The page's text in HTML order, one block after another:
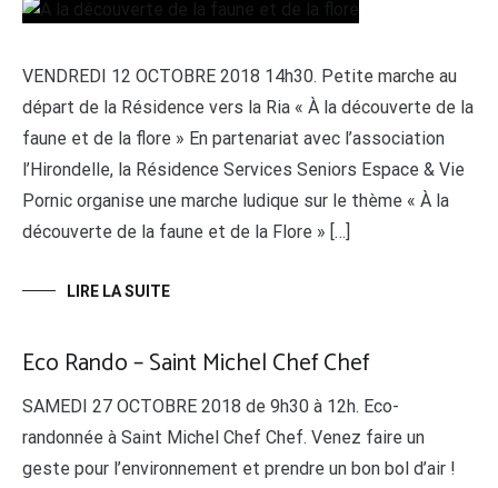
VENDREDI 12 OCTOBRE 2018 14h30. Petite marche au
départ de la Résidence vers la Ria « À la découverte de la
faune et de la flore » En partenariat avec l’association
l’Hirondelle, la Résidence Services Seniors Espace & Vie
Pornic organise une marche ludique sur le thème « À la
découverte de la faune et de la Flore » […]
LIRE LA SUITE
Eco Rando – Saint Michel Chef Chef
SAMEDI 27 OCTOBRE 2018 de 9h30 à 12h. Eco-
randonnée à Saint Michel Chef Chef. Venez faire un
geste pour l’environnement et prendre un bon bol d’air !